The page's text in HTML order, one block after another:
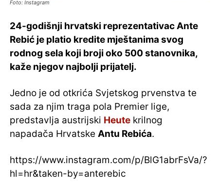
Foto: Instagram
24-godišnji hrvatski reprezentativac Ante
Rebić je platio kredite mještanima svog
rodnog sela koji broji oko 500 stanovnika,
kaže njegov najbolji prijatelj.
Jedno je od otkrića Svjetskog prvenstva te
sada za njim traga pola Premier lige,
predstavlja austrijski Heute krilnog
napadača Hrvatske Antu Rebića.
https://www.instagram.com/p/BlG1abrFsVa/?
hl=hr&taken-by=anterebic